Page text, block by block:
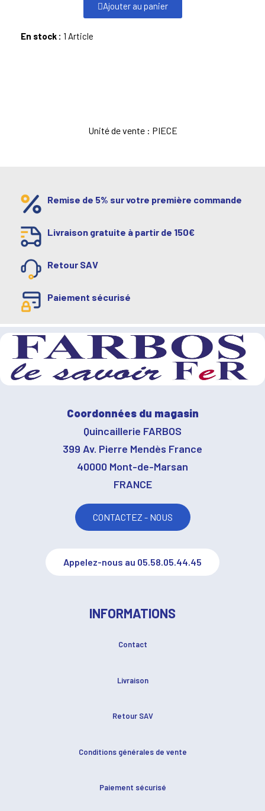
Ajouter au panier
En stock : 1 Article
Unité de vente : PIECE
Remise de 5% sur votre première commande
Livraison gratuite à partir de 150€
Retour SAV
Paiement sécurisé
Coordonnées du magasin
Quincaillerie FARBOS
399 Av. Pierre Mendès France
40000 Mont-de-Marsan
FRANCE
CONTACTEZ - NOUS
Appelez-nous au 05.58.05.44.45
INFORMATIONS
Contact
Livraison
Retour SAV
Conditions générales de vente
Paiement sécurisé